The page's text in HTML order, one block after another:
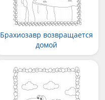
Брахиозавр возвращается
домой